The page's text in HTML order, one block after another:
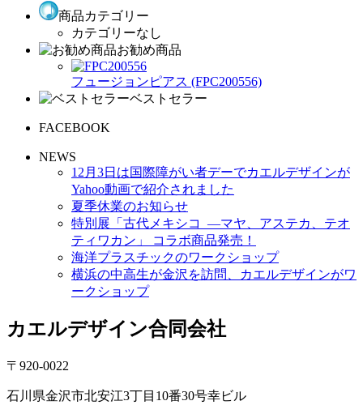
商品カテゴリー
カテゴリーなし
お勧め商品
フュージョンピアス (FPC200556)
ベストセラー
FACEBOOK
NEWS
12月3日は国際障がい者デーでカエルデザインが
Yahoo動画で紹介されました
夏季休業のお知らせ
特別展「古代メキシコ ―マヤ、アステカ、テオ
ティワカン」 コラボ商品発売！
海洋プラスチックのワークショップ
横浜の中高生が金沢を訪問、カエルデザインがワ
ークショップ
カエルデザイン合同会社
〒920-0022
石川県金沢市北安江3丁目10番30号幸ビル